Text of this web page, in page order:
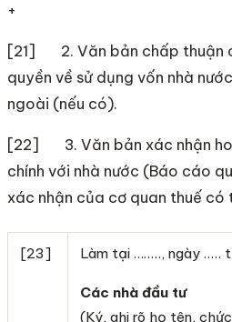
+
[21] 2. Văn bản chấp thuận
quyền về sử dụng vốn nhà
ngoài (nếu có).
[22] 3. Văn bản xác nhận
chính với nhà nước (Báo cáo
xác nhận của cơ quan thuế có
[23] Làm tại …….., ngày …..
Các nhà đầu tư
(Ký, ghi rõ họ tên,